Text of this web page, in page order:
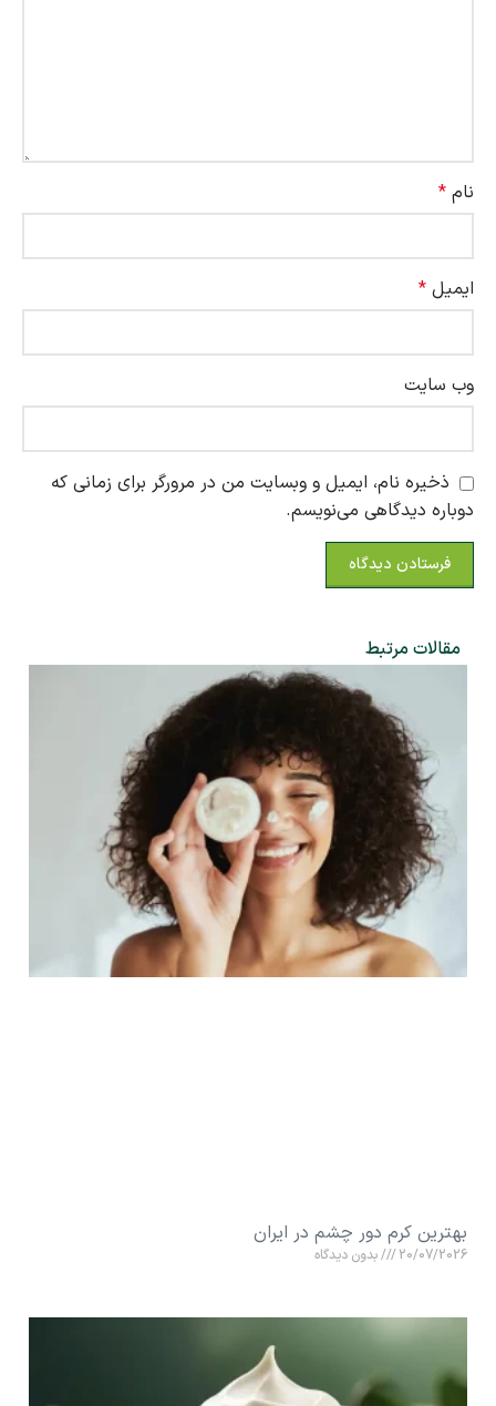
مقالات مرتبط
بهترین کرم دور چشم در ایران
20/07/2026 بدون دیدگاه
نام *
ایمیل *
وب‌ سایت
ذخیره نام، ایمیل و وبسایت من در مرورگر برای زمانی که
دوباره دیدگاهی می‌نویسم.